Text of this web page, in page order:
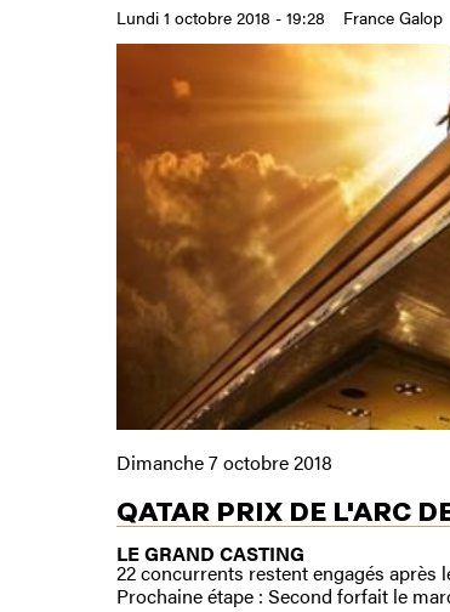
Lundi 1 octobre 2018 - 19:28 France Galop
Dimanche 7 octobre 2018
QATAR PRIX DE L'ARC
LE GRAND CASTING
22 concurrents restent engagés après
Prochaine étape : Second forfait le